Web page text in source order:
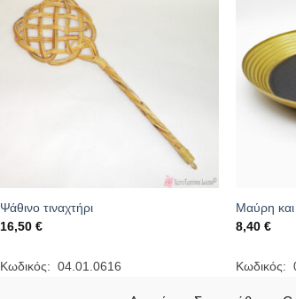
Ψάθινο τιναχτήρι
16,50€
Κωδικός: 04.01.0616
Μαύρη και
8,40€
Κωδικός: